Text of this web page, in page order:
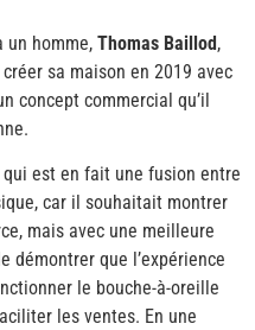
un homme, Thomas Baillod,
sa maison en 2019 avec
concept commercial qu’il
qui est en fait une fusion entre
car il souhaitait montrer
mais avec une meilleure
démontrer que l’expérience
le bouche-à-oreille
les ventes. En une